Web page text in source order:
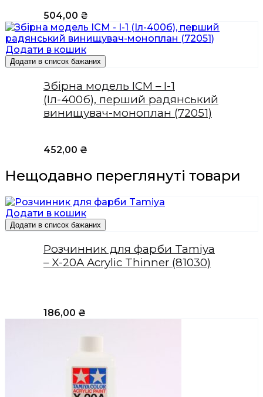
504,00 ₴
Додати в кошик
Додати в список бажаних
Збірна модель ICM – І-1
(Іл-400б), перший радянський
винищувач-моноплан (72051)
452,00 ₴
Нещодавно переглянуті товари
Додати в кошик
Додати в список бажаних
Розчинник для фарби Tamiya
– X-20A Acrylic Thinner (81030)
186,00 ₴